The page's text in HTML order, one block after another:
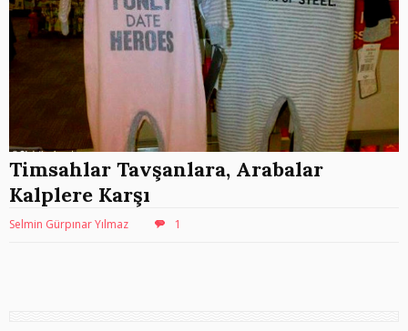
Timsahlar Tavşanlara, Arabalar
Kalplere Karşı
Selmin Gürpınar Yılmaz 1